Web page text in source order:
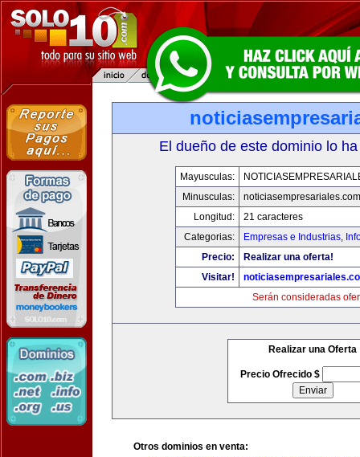
El dueño de este dominio lo
Mayusculas:
Minusculas:
noticiasempresariales.com
Longitud:
21 caracteres
Categorias:
Empresas e Industrias,
Precio:
Realizar una oferta!
Visitar!
Serán consideradas
Realizar una Oferta
Precio Ofrecido $
Otros dominios en venta: